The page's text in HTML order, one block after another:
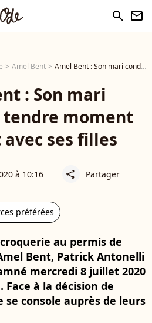
search newsletter
Amel Bent Amel Bent : Son mari condamné, tendre moment réconfort avec ses filles
: Son mari
tendre moment
ses filles
à 10:16 share Partager
préférées
au permis de
Bent, Patrick Antonelli
mercredi 8 juillet 2020
à la décision de
se console auprès de leurs